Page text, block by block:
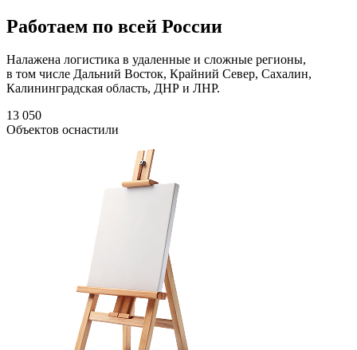
Работаем по всей России
Налажена логистика в удаленные и сложные регионы,
в том числе Дальний Восток, Крайний Север, Сахалин,
Калининградская область, ДНР и ЛНР.
13 050
Объектов оснастили